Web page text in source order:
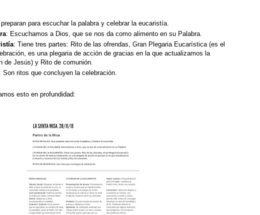
para escuchar la palabra y celebrar la eucaristía.
: Escuchamos a Dios, que se nos da como alimento en su Palabra.
: Tiene tres partes: Rito de las ofrendas, Gran Plegaria Eucarística (es el
es una plegaria de acción de gracias en la que actualizamos la
de Jesús) y Rito de comunión.
Son ritos que concluyen la celebración.
esto en profundidad: